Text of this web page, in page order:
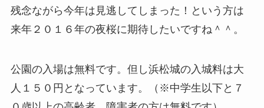
残念ながら今年は見逃してしまった！という方は
来年２０１６年の夜桜に期待したいですね＾＾。
公園の入場は無料です。但し浜松城の入城料は大
人１５０円となっています。（※中学生以下と７